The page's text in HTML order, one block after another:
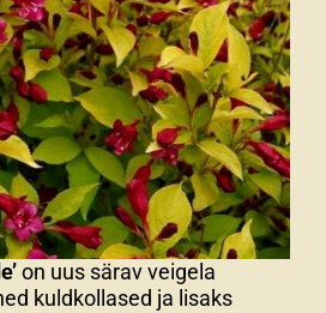
on uus särav veigela
kuldkollased ja lisaks